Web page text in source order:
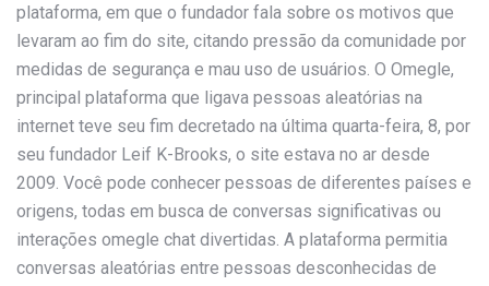
plataforma, em que o fundador fala sobre os motivos que
levaram ao fim do site, citando pressão da comunidade por
medidas de segurança e mau uso de usuários. O Omegle,
principal plataforma que ligava pessoas aleatórias na
internet teve seu fim decretado na última quarta-feira, 8, por
seu fundador Leif K-Brooks, o site estava no ar desde
2009. Você pode conhecer pessoas de diferentes países e
origens, todas em busca de conversas significativas ou
interações omegle chat divertidas. A plataforma permitia
conversas aleatórias entre pessoas desconhecidas de